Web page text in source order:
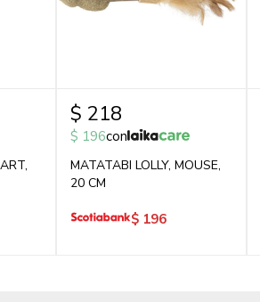
$ 218
$ 196con
MATATABI LOLLY, MOUSE,
20 CM
$ 196